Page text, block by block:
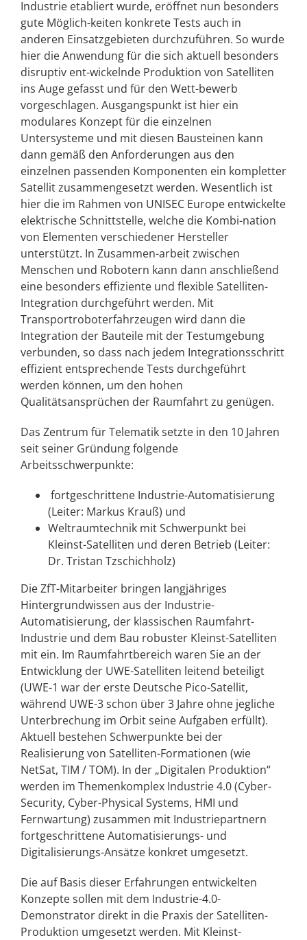
Industrie etabliert wurde, eröffnet nun besonders
gute Möglich-keiten konkrete Tests auch in
anderen Einsatzgebieten durchzuführen. So wurde
hier die Anwendung für die sich aktuell besonders
disruptiv ent-wickelnde Produktion von Satelliten
ins Auge gefasst und für den Wett-bewerb
vorgeschlagen. Ausgangspunkt ist hier ein
modulares Konzept für die einzelnen
Untersysteme und mit diesen Bausteinen kann
dann gemäß den Anforderungen aus den
einzelnen passenden Komponenten ein kompletter
Satellit zusammengesetzt werden. Wesentlich ist
hier die im Rahmen von UNISEC Europe entwickelte
elektrische Schnittstelle, welche die Kombi-nation
von Elementen verschiedener Hersteller
unterstützt. In Zusammen-arbeit zwischen
Menschen und Robotern kann dann anschließend
eine besonders effiziente und flexible Satelliten-
Integration durchgeführt werden. Mit
Transportroboterfahrzeugen wird dann die
Integration der Bauteile mit der Testumgebung
verbunden, so dass nach jedem Integrationsschritt
effizient entsprechende Tests durchgeführt
werden können, um den hohen
Qualitätsansprüchen der Raumfahrt zu genügen.
Das Zentrum für Telematik setzte in den 10 Jahren
seit seiner Gründung folgende
Arbeitsschwerpunkte:
fortgeschrittene Industrie-Automatisierung
(Leiter: Markus Krauß) und
Weltraumtechnik mit Schwerpunkt bei
Kleinst-Satelliten und deren Betrieb (Leiter:
Dr. Tristan Tzschichholz)
Die ZfT-Mitarbeiter bringen langjähriges
Hintergrundwissen aus der Industrie-
Automatisierung, der klassischen Raumfahrt-
Industrie und dem Bau robuster Kleinst-Satelliten
mit ein. Im Raumfahrtbereich waren Sie an der
Entwicklung der UWE-Satelliten leitend beteiligt
(UWE-1 war der erste Deutsche Pico-Satellit,
während UWE-3 schon über 3 Jahre ohne jegliche
Unterbrechung im Orbit seine Aufgaben erfüllt).
Aktuell bestehen Schwerpunkte bei der
Realisierung von Satelliten-Formationen (wie
NetSat, TIM / TOM). In der „Digitalen Produktion“
werden im Themenkomplex Industrie 4.0 (Cyber-
Security, Cyber-Physical Systems, HMI und
Fernwartung) zusammen mit Industriepartnern
fortgeschrittene Automatisierungs- und
Digitalisierungs-Ansätze konkret umgesetzt.
Die auf Basis dieser Erfahrungen entwickelten
Konzepte sollen mit dem Industrie-4.0-
Demonstrator direkt in die Praxis der Satelliten-
Produktion umgesetzt werden. Mit Kleinst-